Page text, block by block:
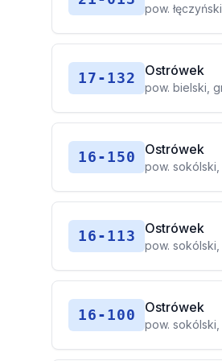
pow.
17-132 Ostrówek
pow. bielski,
16-150 Ostrówek
pow.
16-113 Ostrówek
pow.
16-100 Ostrówek
pow. sokólski,